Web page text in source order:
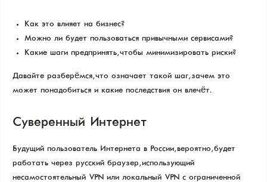
Как это влияет на бизнес?
Можно ли будет пользоваться привычными сервисами?
Какие шаги предпринять, чтобы минимизировать риски?
Давайте разберёмся, что означает такой шаг, зачем это
может понадобиться и какие последствия он влечёт.
Суверенный Интернет
Будущий пользователь Интернета в России, вероятно, будет
работать через русский браузер, использующий
несамостоятельный VPN или локальный VPN с ограниченной